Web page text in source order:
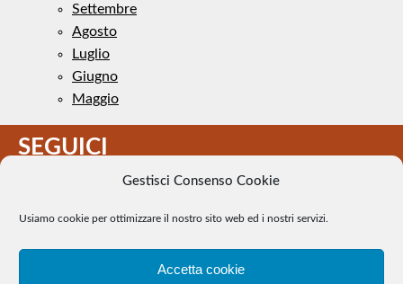
Gestisci Consenso Cookie
Usiamo cookie per ottimizzare il nostro sito web ed i nostri servizi.
Accetta cookie
Settembre
Agosto
Luglio
Giugno
Maggio
SEGUICI